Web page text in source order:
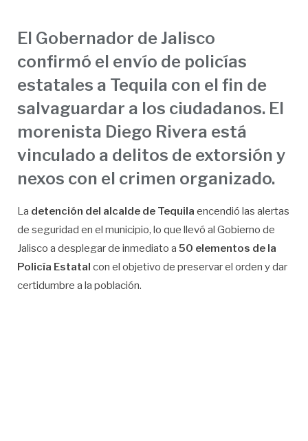
El Gobernador de Jalisco
confirmó el envío de policías
estatales a Tequila con el fin de
salvaguardar a los ciudadanos. El
morenista Diego Rivera está
vinculado a delitos de extorsión y
nexos con el crimen organizado.
La detención del alcalde de Tequila encendió las alertas
de seguridad en el municipio, lo que llevó al Gobierno de
Jalisco a desplegar de inmediato a 50 elementos de la
Policía Estatal con el objetivo de preservar el orden y dar
certidumbre a la población.